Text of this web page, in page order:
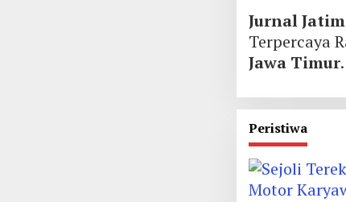
Jurnal Jatim
Terpercaya
Jawa Timur.
Peristiwa